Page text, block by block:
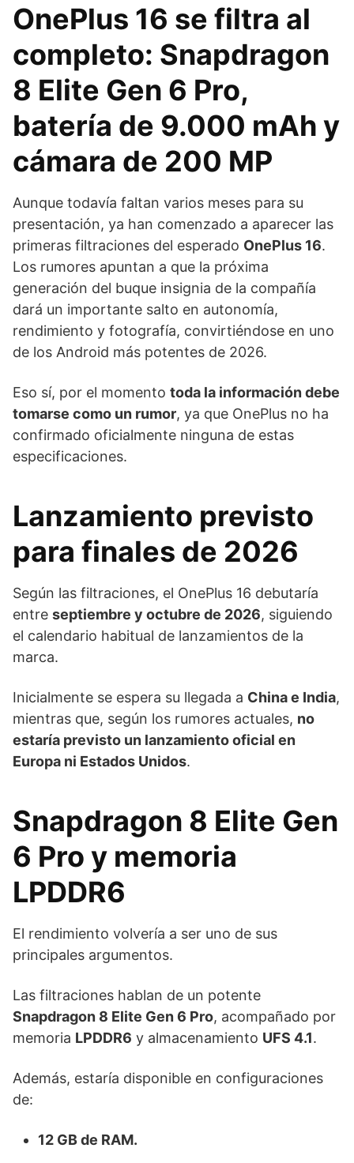
OnePlus 16 se filtra al
completo: Snapdragon
8 Elite Gen 6 Pro,
batería de 9.000 mAh y
cámara de 200 MP
Aunque todavía faltan varios meses para su
presentación, ya han comenzado a aparecer las
primeras filtraciones del esperado OnePlus 16.
Los rumores apuntan a que la próxima
generación del buque insignia de la compañía
dará un importante salto en autonomía,
rendimiento y fotografía, convirtiéndose en uno
de los Android más potentes de 2026.
Eso sí, por el momento toda la información debe
tomarse como un rumor, ya que OnePlus no ha
confirmado oficialmente ninguna de estas
especificaciones.
Lanzamiento previsto
para finales de 2026
Según las filtraciones, el OnePlus 16 debutaría
entre septiembre y octubre de 2026, siguiendo
el calendario habitual de lanzamientos de la
marca.
Inicialmente se espera su llegada a China e India,
mientras que, según los rumores actuales, no
estaría previsto un lanzamiento oficial en
Europa ni Estados Unidos.
Snapdragon 8 Elite Gen
6 Pro y memoria
LPDDR6
El rendimiento volvería a ser uno de sus
principales argumentos.
Las filtraciones hablan de un potente
Snapdragon 8 Elite Gen 6 Pro, acompañado por
memoria LPDDR6 y almacenamiento UFS 4.1.
Además, estaría disponible en configuraciones
de:
12 GB de RAM.